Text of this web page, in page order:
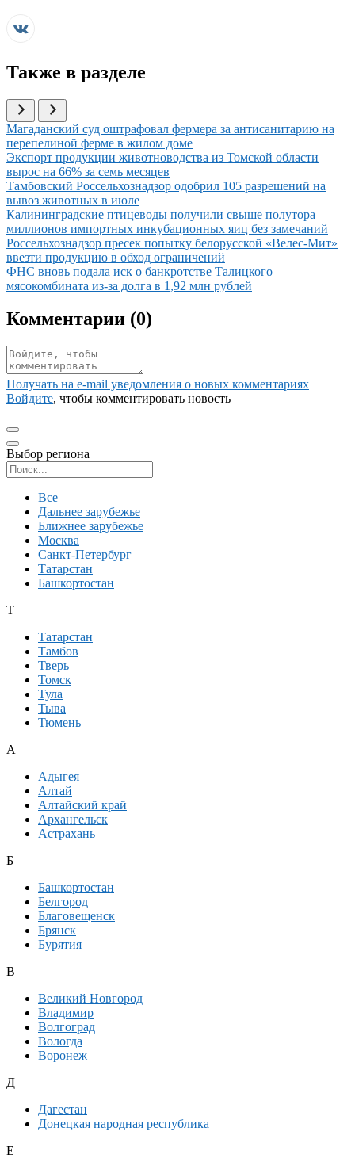
Также в разделе
Иллюстрация новости
Магаданский суд оштрафовал фермера за антисанитарию на
перепелиной ферме в жилом доме
Иллюстрация новости
Экспорт продукции животноводства из Томской области
вырос на 66% за семь месяцев
Иллюстрация новости
Тамбовский Россельхознадзор одобрил 105 разрешений на
вывоз животных в июле
Иллюстрация новости
Калининградские птицеводы получили свыше полутора
миллионов импортных инкубационных яиц без замечаний
Иллюстрация новости
Россельхознадзор пресек попытку белорусской «Велес-Мит»
ввезти продукцию в обход ограничений
Иллюстрация новости
ФНС вновь подала иск о банкротстве Талицкого
мясокомбината из-за долга в 1,92 млн рублей
Комментарии (0)
Получать на e‑mail уведомления о новых комментариях
Войдите, чтобы комментировать новость
Выбор региона
Все
Дальнее зарубежье
Ближнее зарубежье
Москва
Санкт-Петербург
Татарстан
Башкортостан
Т
Татарстан
Тамбов
Тверь
Томск
Тула
Тыва
Тюмень
А
Адыгея
Алтай
Алтайский край
Архангельск
Астрахань
Б
Башкортостан
Белгород
Благовещенск
Брянск
Бурятия
В
Великий Новгород
Владимир
Волгоград
Вологда
Воронеж
Д
Дагестан
Донецкая народная республика
Е